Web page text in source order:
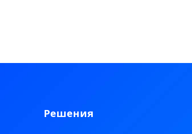
Решения